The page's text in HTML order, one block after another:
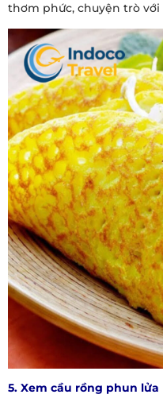
thơm phức, chuyện trò
5. Xem cầu rồng phun lửa